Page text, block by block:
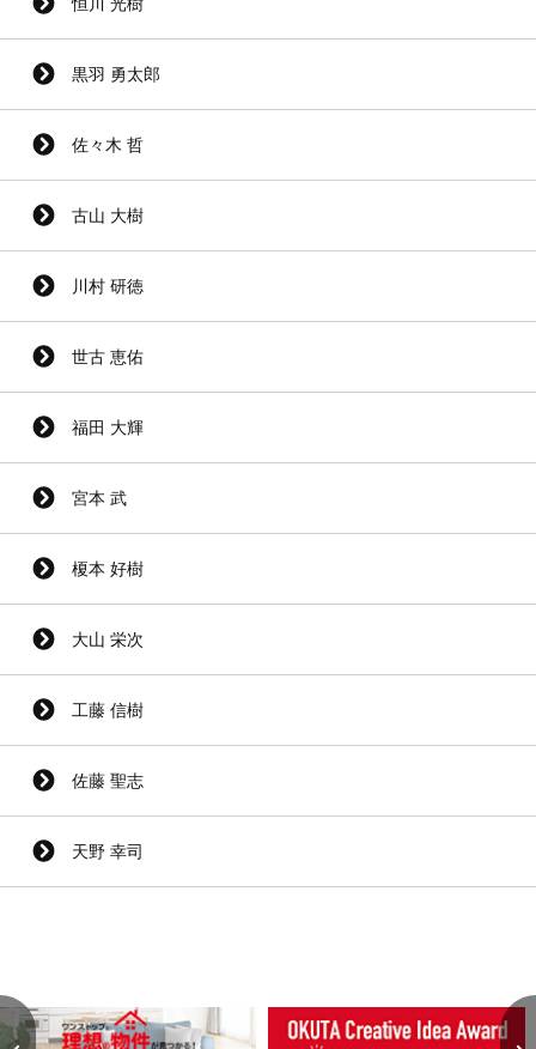
黒羽 勇太郎
佐々木 哲
古山 大樹
川村 研徳
世古 恵佑
福田 大輝
宮本 武
榎本 好樹
大山 栄次
工藤 信樹
佐藤 聖志
天野 幸司